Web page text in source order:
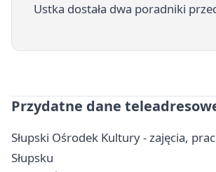
Ustka dostała dwa poradniki
Przydatne dane
Słupski Ośrodek Kultury - zajęcia,
Słupsku